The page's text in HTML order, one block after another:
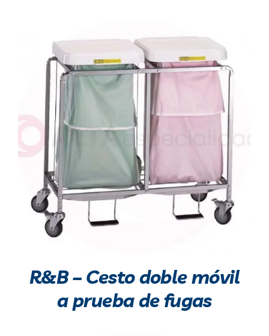
R&B – Cesto doble móvil
a prueba de fugas